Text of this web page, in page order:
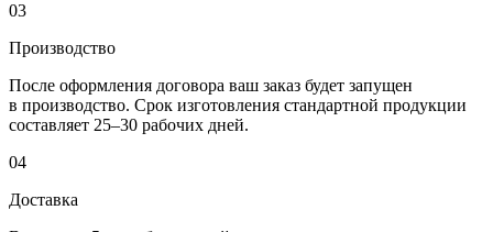
03
Производство
После оформления договора ваш заказ будет запущен
в производство. Срок изготовления стандартной продукции
составляет 25–30 рабочих дней.
04
Доставка